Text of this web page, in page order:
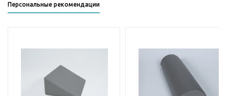
Персональные рекомендации